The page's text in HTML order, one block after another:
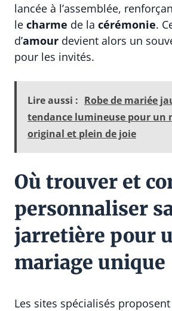
lancée à l’assemblée,
le charme de la cérémonie.
d’amour devient alors un
pour les invités.
Lire aussi : Robe de mariée
tendance lumineuse pour un
original et plein de joie
Où trouver et
personnaliser
jarretière pour
mariage unique
Les sites spécialisés